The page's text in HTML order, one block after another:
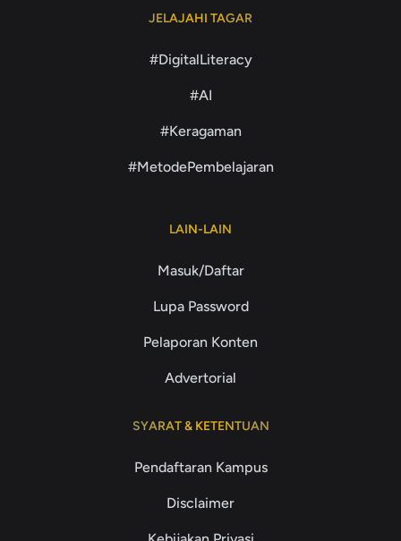
JELAJAHI TAGAR
#DigitalLiteracy
#AI
#Keragaman
#MetodePembelajaran
LAIN-LAIN
Masuk/Daftar
Lupa Password
Pelaporan Konten
Advertorial
SYARAT & KETENTUAN
Pendaftaran Kampus
Disclaimer